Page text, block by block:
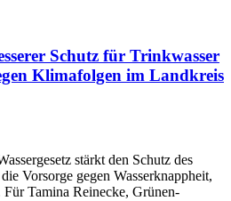
Schutz für Trinkwasser
Klimafolgen im Landkreis
stärkt den Schutz des
Vorsorge gegen Wasserknappheit,
Für Tamina Reinecke, Grünen-